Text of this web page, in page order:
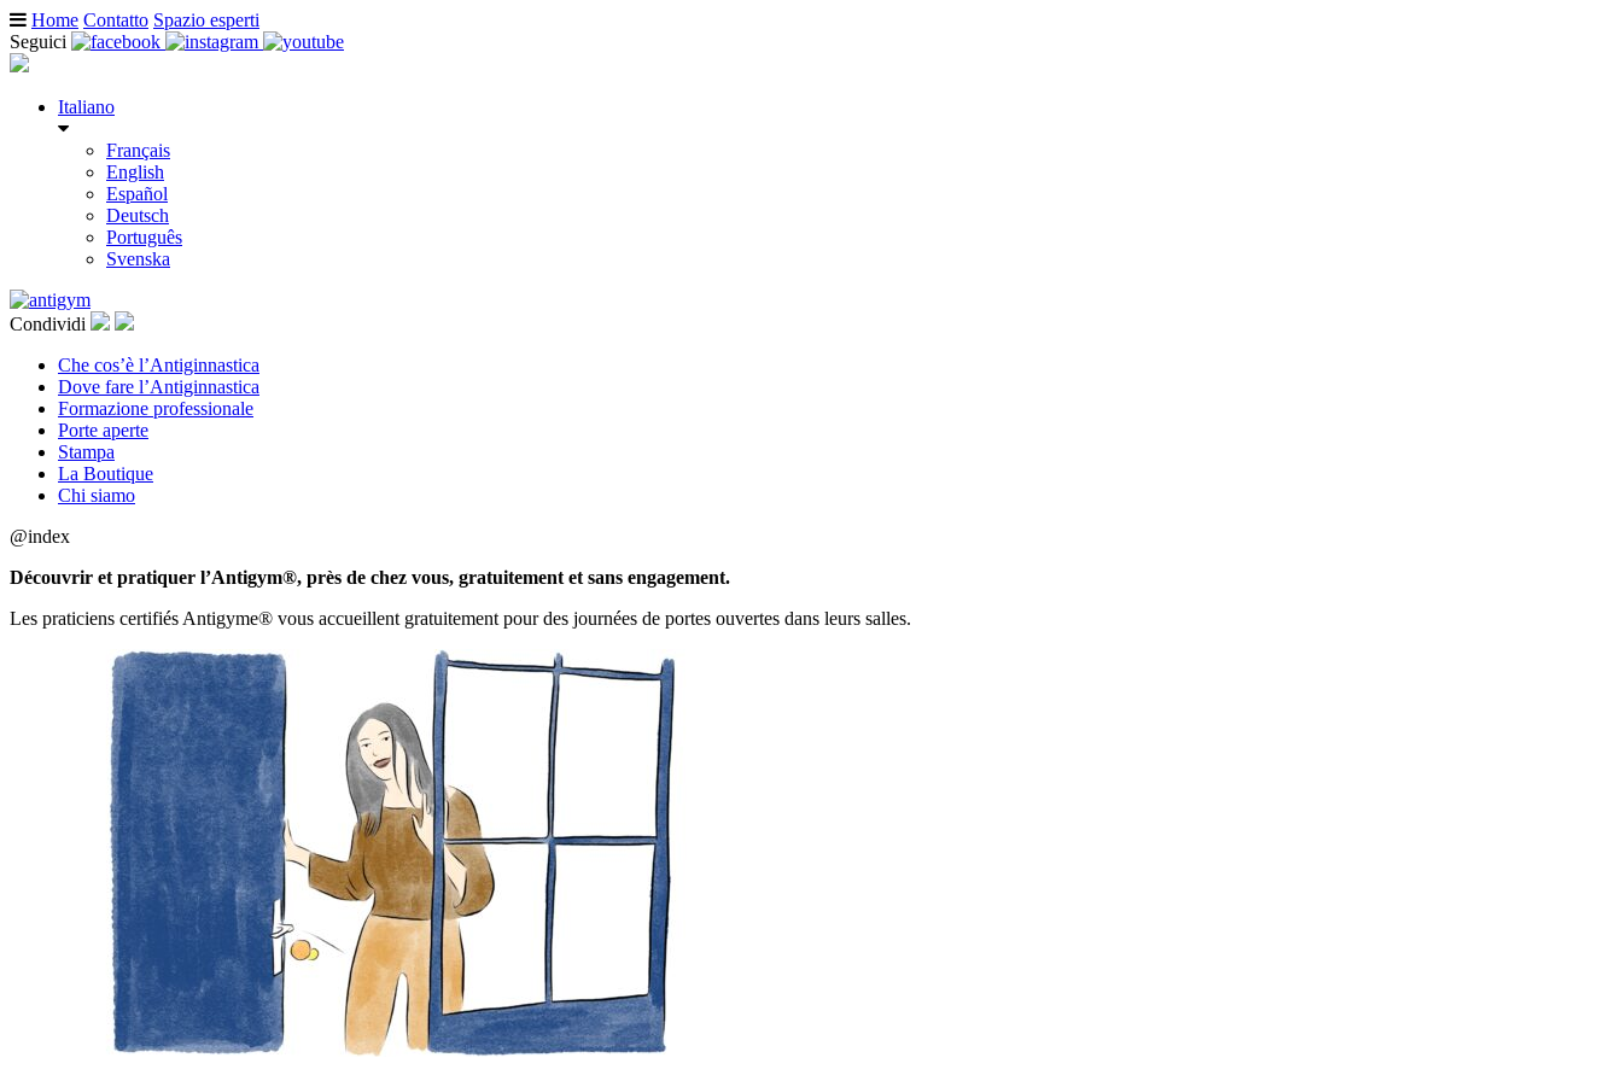
Home Contatto Spazio esperti
Seguici
Italiano
Français
English
Español
Deutsch
Português
Svenska
Condividi
Che cos’è l’Antiginnastica
Dove fare l’Antiginnastica
Formazione professionale
Porte aperte
Stampa
La Boutique
Chi siamo
@index
Découvrir et pratiquer l’Antigym®, près de chez vous, gratuitement et sans engagement.
Les praticiens certifiés Antigyme® vous accueillent gratuitement pour des journées de portes ouvertes dans leurs salles.